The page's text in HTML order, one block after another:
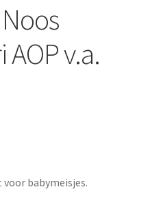
v.a.
babymeisjes.